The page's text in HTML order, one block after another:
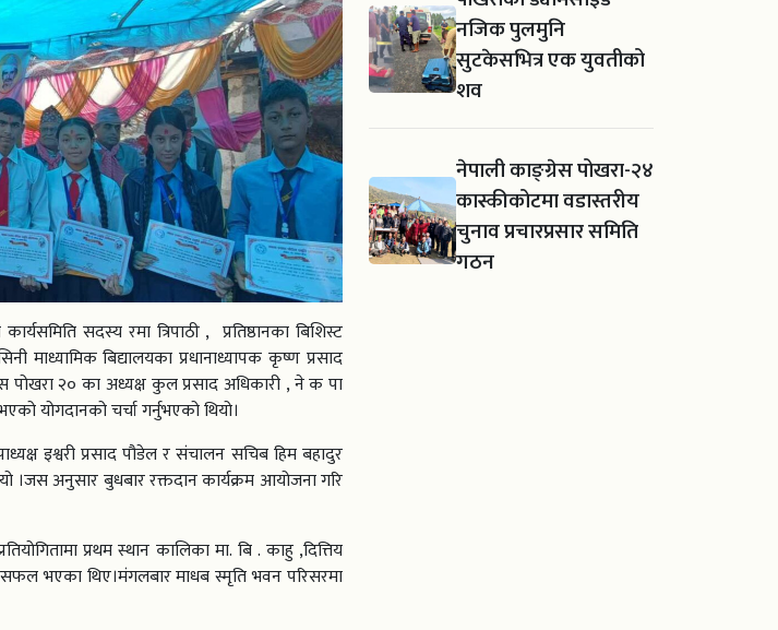
सदस्य रमा त्रिपाठी , प्रतिष्ठानका बिशिस्ट
माध्यामिक बिद्यालयका प्रधानाध्यापक कृष्ण प्रसाद
पोखरा २० का अध्यक्ष कुल प्रसाद अधिकारी , ने क पा
योगदानको चर्चा गर्नुभएको थियो।
इश्वरी प्रसाद पौडेल र संचालन सचिब हिम बहादुर
।जस अनुसार बुधबार रक्तदान कार्यक्रम आयोजना गरि
प्रथम स्थान कालिका मा. बि . काहु ,दित्तिय
सफल भएका थिए।मंगलबार माधब स्मृति भवन परिसरमा
नजिक पुलमुनि
सुटकेसभित्र एक युवतीको
शव
नेपाली काङ्ग्रेस पोखरा-२४
कास्कीकोटमा वडास्तरीय
चुनाव प्रचारप्रसार समिति
गठन